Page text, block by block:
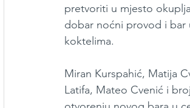
pretvoriti u mjesto
dobar noćni provod i bar
koktelima.
Miran Kurspahić, Matija
Latifa, Mateo Cvenić i